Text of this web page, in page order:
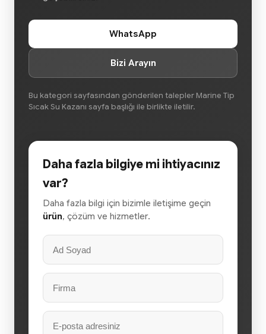
WhatsApp
Bizi Arayın
Bu kategori sayfasından gönderilen talepler Marine Tip
Sıcak Su Kazanı sayfa başlığı ile birlikte iletilir.
Daha fazla bilgiye mi ihtiyacınız
var?
Daha fazla bilgi için bizimle iletişime geçin
ürün, çözüm ve hizmetler.